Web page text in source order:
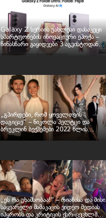
Galaxy Z სერიის უახლესი დასაკეცი
სმარტფონების ინოვაციური ეპოქა –
წინასწარი გაყიდვები 3 აგვისტოდან
იწყება
„გპირდები, რომ ყოველთვის
დაგიცავ“ – ნიკოლა პელტცი და
ბრუკლინ ბექჰემები 2022 წლის
ქორწილს „ბათილად ცნობენ“ – რა
„ეს რა უხამსობაა!“ – რიანასა და მისი
საყვარელი მამაკაცის ვიდეო მედიას
იპყრობს და კრიტიკის ქარ-ცეცხლში